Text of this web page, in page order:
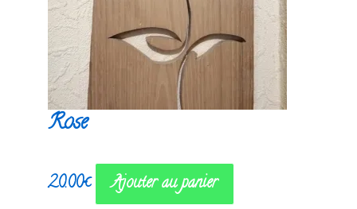
Rose
20.00€ Ajouter au panier